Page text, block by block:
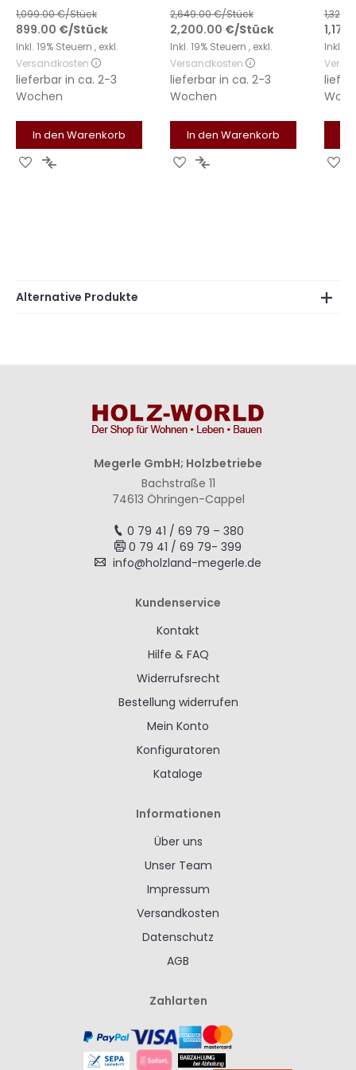
1,099.00€/Stück
899.00 €/Stück
Inkl. 19% Steuern , exkl.
Versandkosten
lieferbar in ca. 2-3
Wochen
In den Warenkorb
Zur Zur
2,649.00€/Stück
2,200.00 €/Stück
Inkl. 19% Steuern , exkl.
Versandkosten
lieferbar in ca. 2-3
Wochen
In den Warenkorb
Zur Zur
Inkl.
Alternative Produkte
Megerle GmbH; Holzbetriebe
Bachstraße 11
74613 Öhringen-Cappel
0 79 41 / 69 79 – 380
0 79 41 / 69 79- 399
info@holzland-megerle.de
Kundenservice
Kontakt
Hilfe & FAQ
Widerrufsrecht
Bestellung widerrufen
Mein Konto
Konfiguratoren
Kataloge
Informationen
Über uns
Unser Team
Impressum
Versandkosten
Datenschutz
AGB
Zahlarten